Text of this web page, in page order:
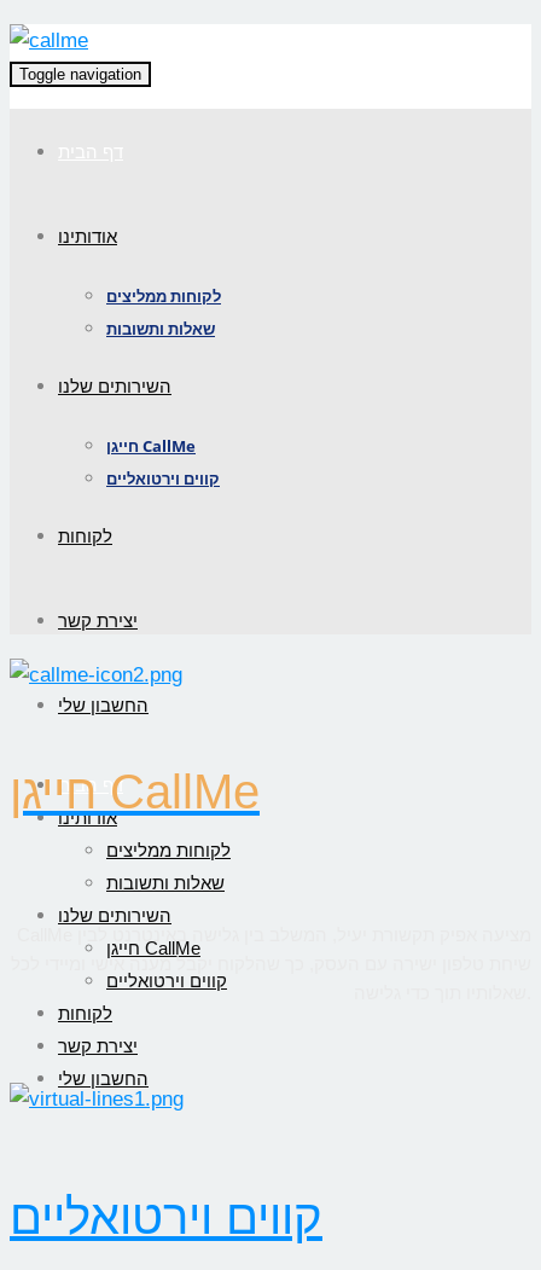
Toggle navigation
אודותינו
לקוחות ממליצים
שאלות ותשובות
השירותים שלנו
חייגן CallMe
קווים וירטואליים
לקוחות
יצירת קשר
החשבון שלי
דף הבית
אודותינו
לקוחות ממליצים
שאלות ותשובות
השירותים שלנו
חייגן CallMe
קווים וירטואליים
לקוחות
יצירת קשר
החשבון שלי
חייגן CallMe
שיחת טלפון ישירה עם העסק, כך שהלקוח יקבל מענה אישי ומיידי לכל
קווים וירטואליים